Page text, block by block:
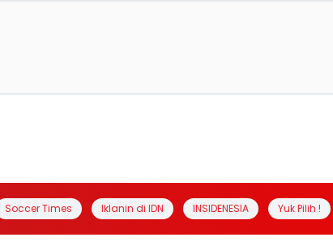
Soccer Times Iklanin di IDN INSIDENESIA Yuk Pilih !